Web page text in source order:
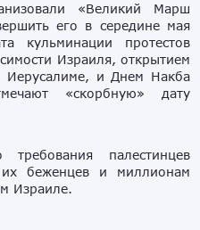
«Великий Марш
его в середине мая
кульминации протестов
Израиля, открытием
Иерусалиме, и Днем Накба
«скорбную» дату
палестинцев
их беженцев и миллионам
Израиле.